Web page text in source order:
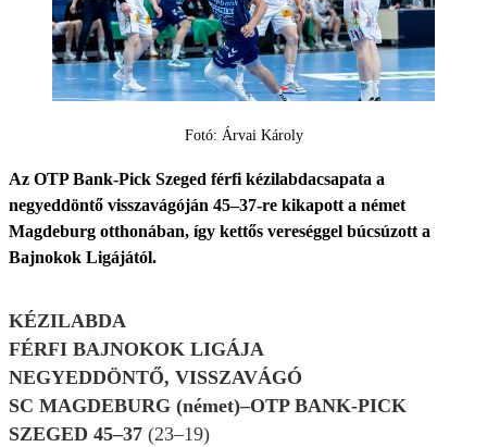
Fotó: Árvai Károly
Az OTP Bank-Pick Szeged férfi kézilabdacsapata a
negyeddöntő visszavágóján 45–37-re kikapott a német
Magdeburg otthonában, így kettős vereséggel búcsúzott a
Bajnokok Ligájától.
KÉZILABDA
FÉRFI BAJNOKOK LIGÁJA
NEGYEDDÖNTŐ, VISSZAVÁGÓ
SC MAGDEBURG (német)–OTP BANK-PICK
SZEGED 45–37 (23–19)